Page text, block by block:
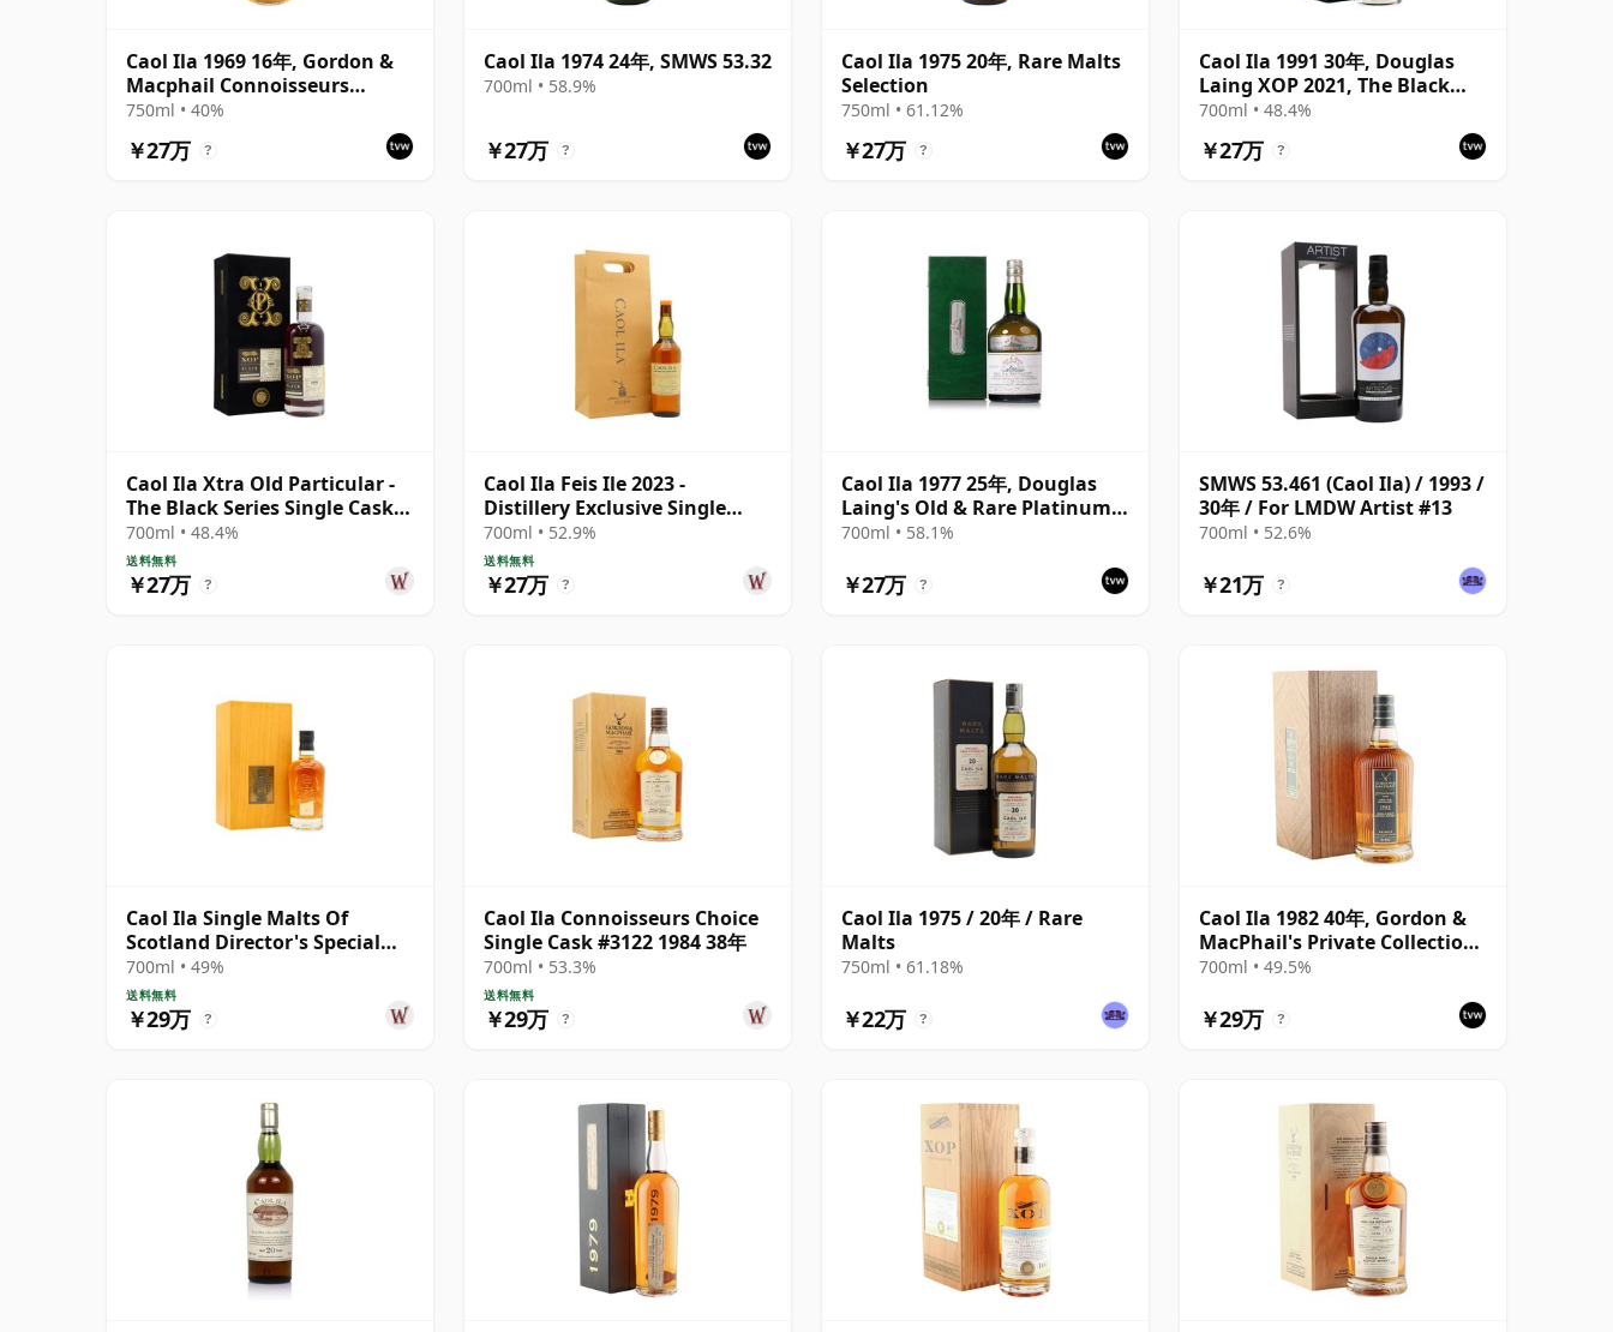
Caol Ila 1969 16年, Gordon &
Macphail Connoisseurs
Choice
750ml • 40%
￥27万 ?
Caol Ila 1974 24年, SMWS 53.32
700ml • 58.9%
￥27万 ?
Caol Ila 1975 20年, Rare Malts
Selection
750ml • 61.12%
￥27万 ?
Caol Ila 1991 30年, Douglas
Laing XOP 2021, The Black
Series
700ml • 48.4%
￥27万 ?
Caol Ila Xtra Old Particular -
The Black Series Single Cask
1991 30年
700ml • 48.4%
送料無料
￥27万 ?
Caol Ila Feis Ile 2023 -
Distillery Exclusive Single
Cask # 20年
700ml • 52.9%
送料無料
￥27万 ?
Caol Ila 1977 25年, Douglas
Laing's Old & Rare Platinum
Selection
700ml • 58.1%
￥27万 ?
SMWS 53.461 (Caol Ila) / 1993 /
30年 / For LMDW Artist #13
700ml • 52.6%
￥21万 ?
Caol Ila Single Malts Of
Scotland Director's Special
Scotch 40年
700ml • 49%
送料無料
￥29万 ?
Caol Ila Connoisseurs Choice
Single Cask #3122 1984 38年
700ml • 53.3%
送料無料
￥29万 ?
Caol Ila 1975 / 20年 / Rare
Malts
750ml • 61.18%
￥22万 ?
Caol Ila 1982 40年, Gordon &
MacPhail's Private Collection -
Cask 691
700ml • 49.5%
￥29万 ?